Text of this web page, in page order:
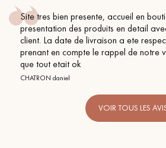
Site tres bien presente, accueil en
presentation des produits en detail
client. La date de livraison a ete
prenant en compte le rappel de notre
que tout etait ok
CHATRON daniel
VOIR TOUS LES